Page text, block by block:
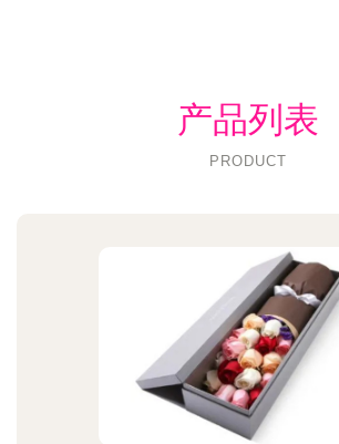
产品列表
PRODUCT